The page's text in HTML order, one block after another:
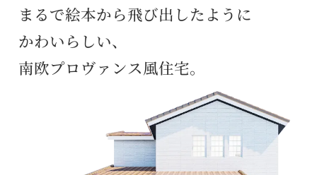
まるで絵本から飛び出したように
かわいらしい、
南欧プロヴァンス風住宅。